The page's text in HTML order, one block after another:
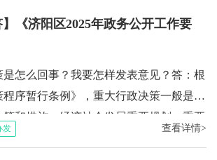
息对于公众接受教育、享受医疗、交通出
面，有着比较重要的服务或引导作用，
建部（供水、气、热）、交通运输部、生
源局（供电）分别印发本行业领域的信
】《济阳区2025年政务公开工作要
怎么回事？我要怎样发表意见？答：根
序暂行条例》，重大行政决策一般是指
策和措施、经济社会发展重要规划、重要
开发利用和保护的政策和措施、重大公
发 查看详情>